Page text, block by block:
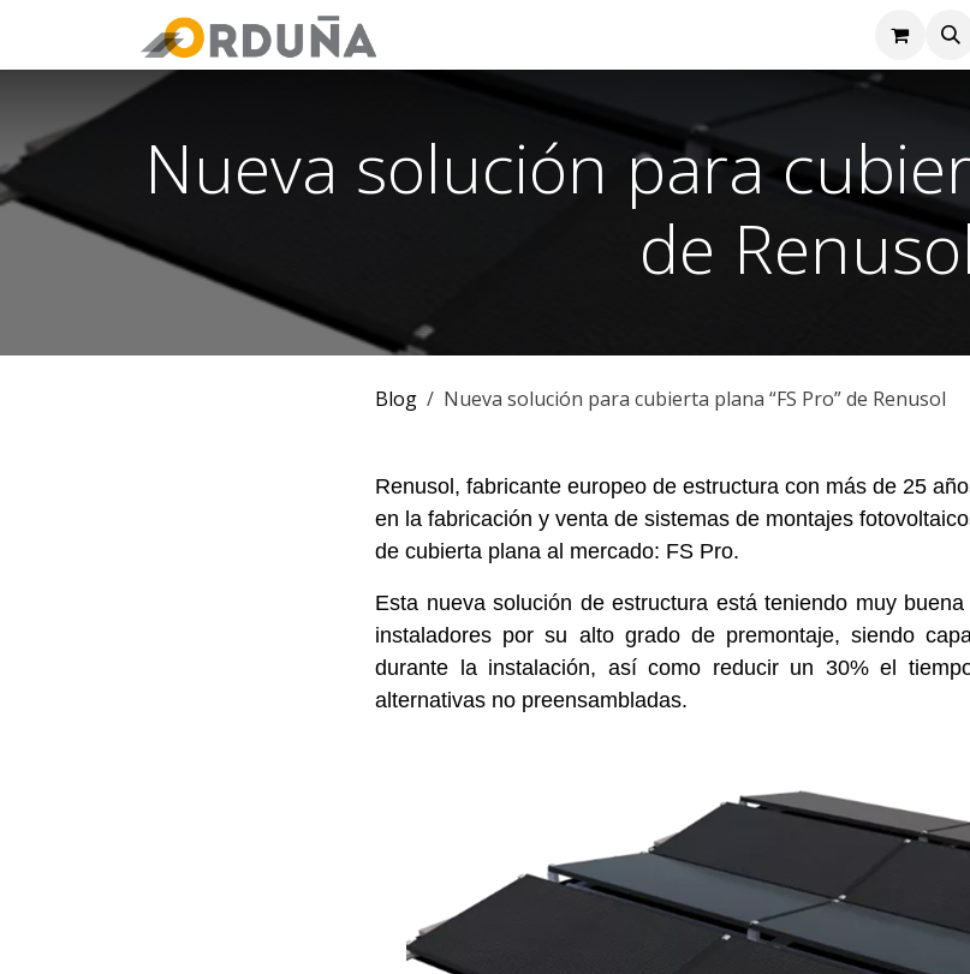
Blog
Nueva solución para
de
Blog Nueva solución para cubierta plana “FS Pro” de Renusol
Renusol, fabricante europeo de estructura con más de 25
en la fabricación y venta de sistemas de montajes
de cubierta plana al mercado: FS Pro.
Esta nueva solución de estructura está teniendo muy
instaladores por su alto grado de premontaje, siendo
durante la instalación, así como reducir un 30% el
alternativas no preensambladas.